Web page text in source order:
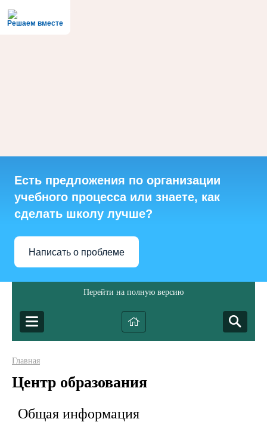
Решаем вместе
Есть предложения по организации
учебного процесса или знаете, как
сделать школу лучше?
Написать о проблеме
Перейти на полную версию
Главная
Центр образования
Общая информация